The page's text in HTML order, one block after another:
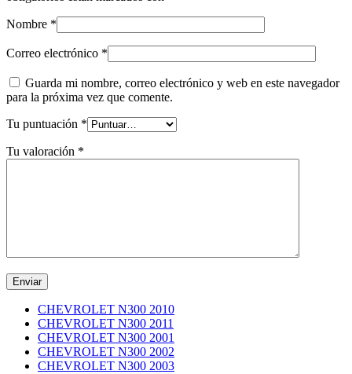
Nombre *
Correo electrónico *
Guarda mi nombre, correo electrónico y web en este navegador
para la próxima vez que comente.
Tu puntuación *
Tu valoración *
CHEVROLET N300 2010
CHEVROLET N300 2011
CHEVROLET N300 2001
CHEVROLET N300 2002
CHEVROLET N300 2003